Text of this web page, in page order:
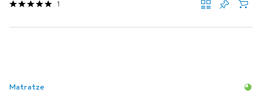
1
Matratze